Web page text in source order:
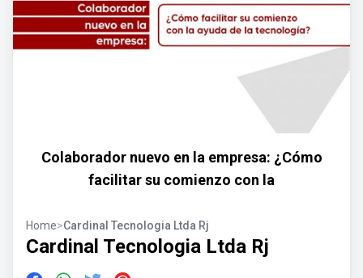
Colaborador nuevo en la empresa: ¿Cómo
facilitar su comienzo con la
Home>Cardinal Tecnologia Ltda Rj
Cardinal Tecnologia Ltda Rj